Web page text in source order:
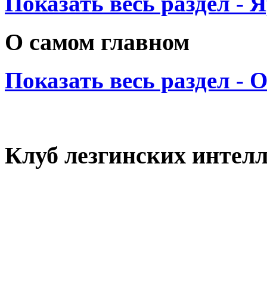
О самом главном
Показать весь раздел -
Клуб лезгинских